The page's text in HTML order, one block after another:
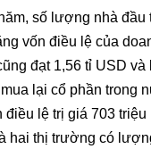
số lượng nhà đầu
vốn điều lệ của
đạt 1,56 tỉ USD
lại cổ phần trong
điều lệ trị giá 703
hai thị trường có